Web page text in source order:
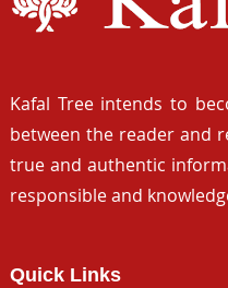
Kafal Tree intends to
between the reader and
true and authentic
responsible and
Quick Links